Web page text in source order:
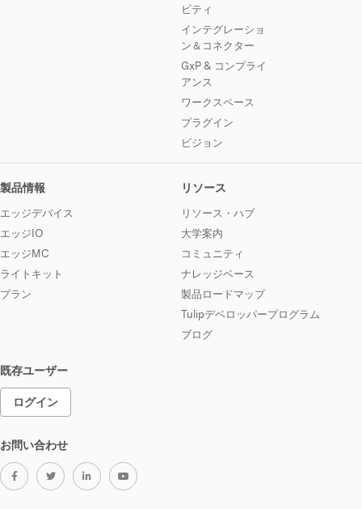
ビティ
インテグレーショ
ン＆コネクター
GxP & コンプライ
アンス
ワークスペース
プラグイン
ビジョン
製品情報
エッジデバイス
エッジIO
エッジMC
ライトキット
プラン
リソース
リソース・ハブ
大学案内
コミュニティ
ナレッジベース
製品ロードマップ
Tulipデベロッパープログラム
ブログ
既存ユーザー
ログイン
お問い合わせ